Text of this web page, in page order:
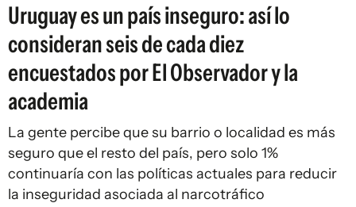
Uruguay es un país inseguro: así lo
consideran seis de cada diez
encuestados por El Observador y la
academia
La gente percibe que su barrio o localidad es más
seguro que el resto del país, pero solo 1%
continuaría con las políticas actuales para reducir
la inseguridad asociada al narcotráfico